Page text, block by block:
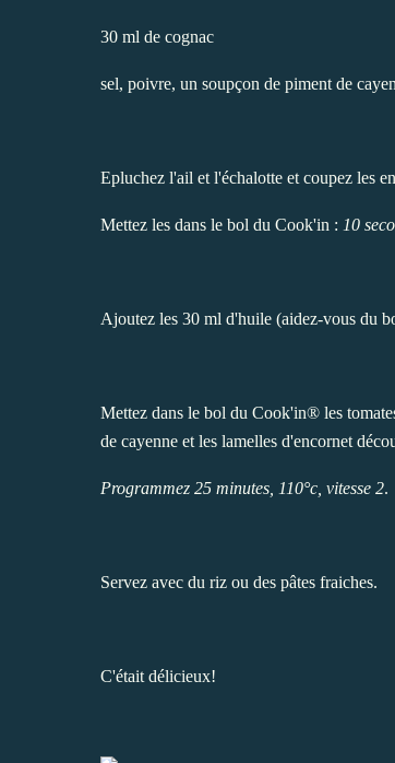
30 ml de cognac
sel, poivre, un soupçon de piment de
Epluchez l'ail et l'échalotte et coupez les
Mettez les dans le bol du Cook'in : 10
Ajoutez les 30 ml d'huile (aidez-vous du
Mettez dans le bol du Cook'in® les
de cayenne et les lamelles d'encornet
Programmez 25 minutes, 110°c, vitesse 2.
Servez avec du riz ou des pâtes fraiches.
C'était délicieux!